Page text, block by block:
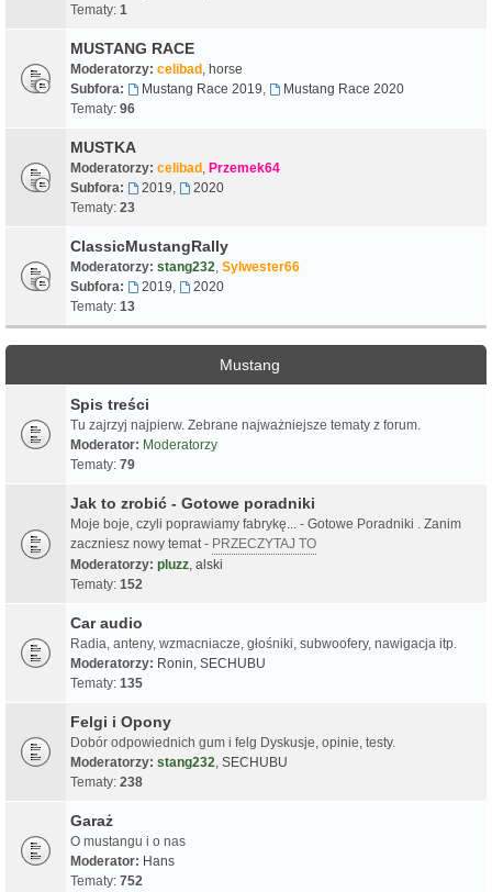
Tematy: 1
MUSTANG RACE
Moderatorzy: celibad, horse
Subfora:
Mustang Race 2019,
Mustang Race 2020
Tematy: 96
MUSTKA
Moderatorzy: celibad, Przemek64
Subfora:
2019,
2020
Tematy: 23
ClassicMustangRally
Moderatorzy: stang232, Sylwester66
Subfora:
2019,
2020
Tematy: 13
Mustang
Spis treści
Tu zajrzyj najpierw. Zebrane najważniejsze tematy z forum.
Moderator: Moderatorzy
Tematy: 79
Jak to zrobić - Gotowe poradniki
Moje boje, czyli poprawiamy fabrykę... - Gotowe Poradniki . Zanim
zaczniesz nowy temat - PRZECZYTAJ TO
Moderatorzy: pluzz, alski
Tematy: 152
Car audio
Radia, anteny, wzmacniacze, głośniki, subwoofery, nawigacja itp.
Moderatorzy: Ronin, SECHUBU
Tematy: 135
Felgi i Opony
Dobór odpowiednich gum i felg Dyskusje, opinie, testy.
Moderatorzy: stang232, SECHUBU
Tematy: 238
Garaż
O mustangu i o nas
Moderator: Hans
Tematy: 752